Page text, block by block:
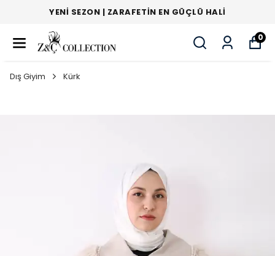
YENI SEZON | ZARAFETIN EN GÜÇLÜ HALI
0
Dış Giyim Kürk